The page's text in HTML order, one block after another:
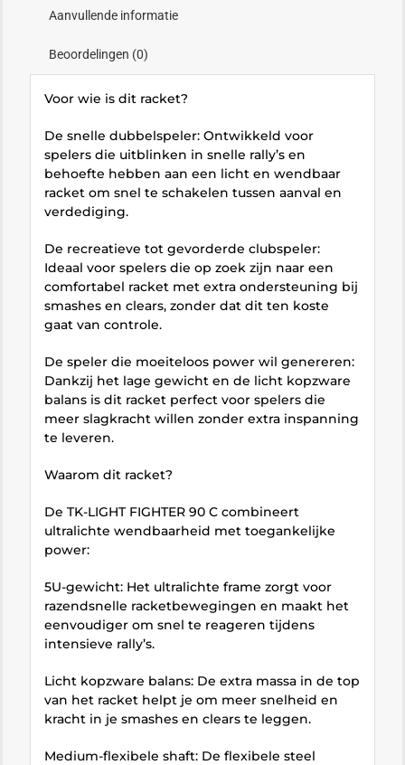
Aanvullende informatie
Beoordelingen (0)
Voor wie is dit racket?
De snelle dubbelspeler: Ontwikkeld voor
spelers die uitblinken in snelle rally’s en
behoefte hebben aan een licht en wendbaar
racket om snel te schakelen tussen aanval en
verdediging.
De recreatieve tot gevorderde clubspeler:
Ideaal voor spelers die op zoek zijn naar een
comfortabel racket met extra ondersteuning bij
smashes en clears, zonder dat dit ten koste
gaat van controle.
De speler die moeiteloos power wil genereren:
Dankzij het lage gewicht en de licht kopzware
balans is dit racket perfect voor spelers die
meer slagkracht willen zonder extra inspanning
te leveren.
Waarom dit racket?
De TK-LIGHT FIGHTER 90 C combineert
ultralichte wendbaarheid met toegankelijke
power:
5U-gewicht: Het ultralichte frame zorgt voor
razendsnelle racketbewegingen en maakt het
eenvoudiger om snel te reageren tijdens
intensieve rally’s.
Licht kopzware balans: De extra massa in de top
van het racket helpt je om meer snelheid en
kracht in je smashes en clears te leggen.
Medium-flexibele shaft: De flexibele steel